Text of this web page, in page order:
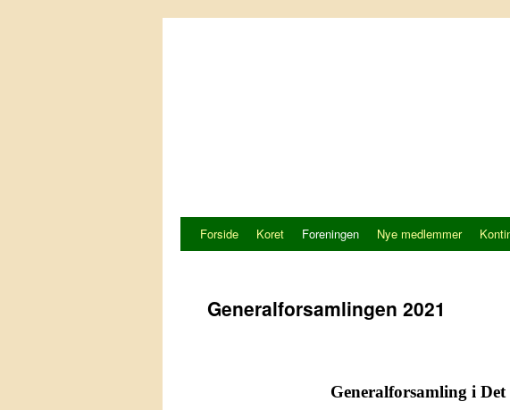
Forside Koret Foreningen Nye medlemmer
Generalforsamlingen 2021
Generalforsamling i Det